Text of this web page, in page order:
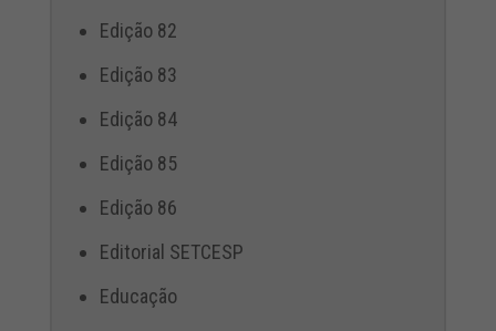
Edição 82
Edição 83
Edição 84
Edição 85
Edição 86
Editorial SETCESP
Educação